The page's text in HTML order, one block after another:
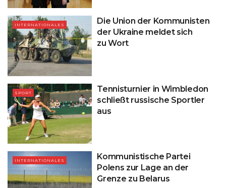
INTERNATIONALES
Die Union der Kommunisten
der Ukraine meldet sich
zu Wort
SPORT
Tennisturnier in Wimbledon
schließt russische Sportler
aus
INTERNATIONALES
Kommunistische Partei
Polens zur Lage an der
Grenze zu Belarus